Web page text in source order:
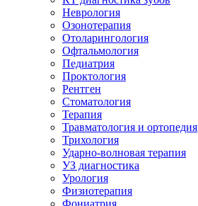
Неврология
Озонотерапия
Отоларингология
Офтальмология
Педиатрия
Проктология
Рентген
Стоматология
Терапия
Травматология и ортопедия
Трихология
Ударно-волновая терапия
УЗ диагностика
Урология
Физиотерапия
Фониатрия